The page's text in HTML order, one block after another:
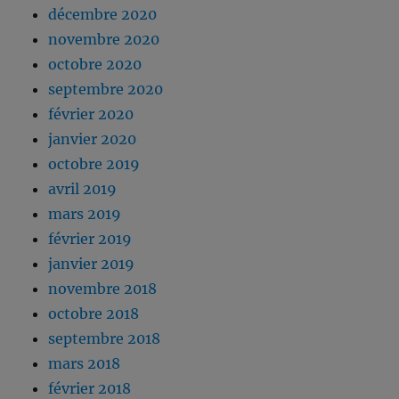
décembre 2020
novembre 2020
octobre 2020
septembre 2020
février 2020
janvier 2020
octobre 2019
avril 2019
mars 2019
février 2019
janvier 2019
novembre 2018
octobre 2018
septembre 2018
mars 2018
février 2018